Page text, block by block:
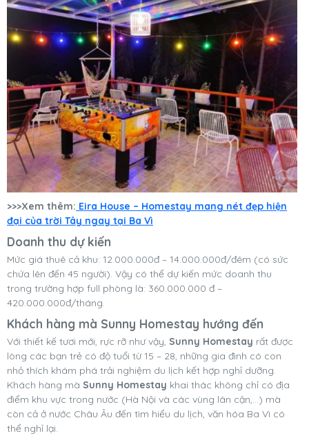
>>>Xem thêm: Eira House – Homestay mang nét đẹp hiện
đại của trời Tây ngay tại Ba Vì
Doanh thu dự kiến
Mức giá thuê cả khu: 12.000.000đ – 14.000.000đ/đêm (có sức
chứa lên đến 45 người). Vậy có thể dự kiến mức doanh thu
trong trường hợp full phòng là: 360.000.000 đ –
420.000.000đ/tháng.
Khách hàng mà Sunny Homestay hướng đến
Với thiết kế tươi mới, rực rỡ như vậy, Sunny Homestay rất được
lòng các bạn trẻ có độ tuổi từ 15 – 28, những gia đình có con
nhỏ thích khám phá trải nghiệm du lịch kết hợp nghỉ dưỡng.
Khách hàng mà Sunny Homestay khai thác không chỉ có địa
điểm khu vực trong nước (Hà Nội và các vùng lân cận,…) mà
còn cả ở nước Châu Âu đến tìm hiểu du lịch, văn hóa Ba Vì có
thể nghỉ lại.